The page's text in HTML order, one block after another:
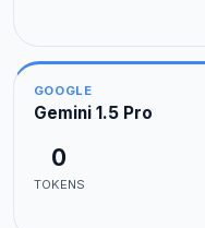
GOOGLE
Gemini 1.5 Pro
0
TOKENS